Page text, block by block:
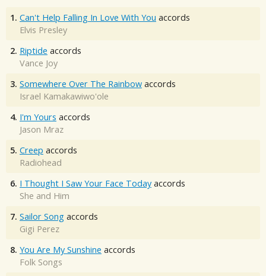
1. Can't Help Falling In Love With You accords
Elvis Presley
2. Riptide accords
Vance Joy
3. Somewhere Over The Rainbow accords
Israel Kamakawiwo'ole
4. I'm Yours accords
Jason Mraz
5. Creep accords
Radiohead
6. I Thought I Saw Your Face Today accords
She and Him
7. Sailor Song accords
Gigi Perez
8. You Are My Sunshine accords
Folk Songs